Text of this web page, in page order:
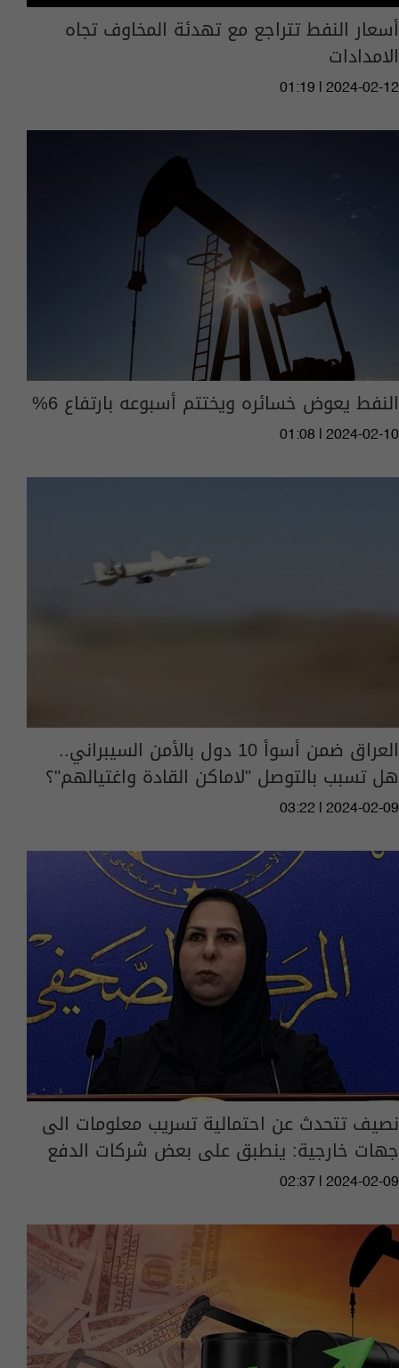
أسعار النفط تتراجع مع تهدئة المخاوف تجاه
الامدادات
01:19 | 2024-02-12
النفط يعوض خسائره ويختتم أسبوعه بارتفاع 6%
01:08 | 2024-02-10
العراق ضمن أسوأ 10 دول بالأمن السيبراني..
هل تسبب بالتوصل "لاماكن القادة واغتيالهم"؟
03:22 | 2024-02-09
نصيف تتحدث عن احتمالية تسريب معلومات الى
جهات خارجية: ينطبق على بعض شركات الدفع
02:37 | 2024-02-09